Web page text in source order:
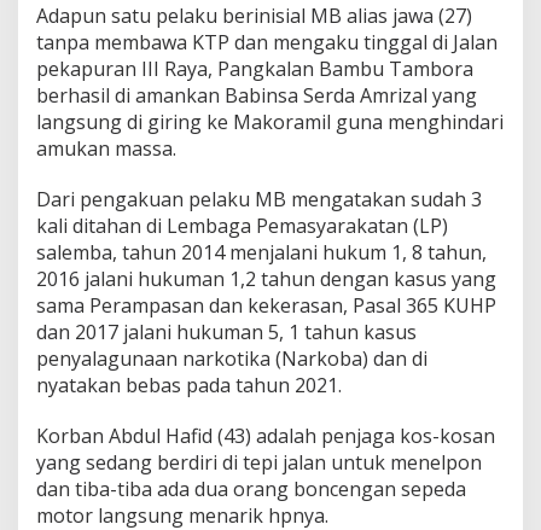
Adapun satu pelaku berinisial MB alias jawa (27)
tanpa membawa KTP dan mengaku tinggal di Jalan
pekapuran III Raya, Pangkalan Bambu Tambora
berhasil di amankan Babinsa Serda Amrizal yang
langsung di giring ke Makoramil guna menghindari
amukan massa.
Dari pengakuan pelaku MB mengatakan sudah 3
kali ditahan di Lembaga Pemasyarakatan (LP)
salemba, tahun 2014 menjalani hukum 1, 8 tahun,
2016 jalani hukuman 1,2 tahun dengan kasus yang
sama Perampasan dan kekerasan, Pasal 365 KUHP
dan 2017 jalani hukuman 5, 1 tahun kasus
penyalagunaan narkotika (Narkoba) dan di
nyatakan bebas pada tahun 2021.
Korban Abdul Hafid (43) adalah penjaga kos-kosan
yang sedang berdiri di tepi jalan untuk menelpon
dan tiba-tiba ada dua orang boncengan sepeda
motor langsung menarik hpnya.